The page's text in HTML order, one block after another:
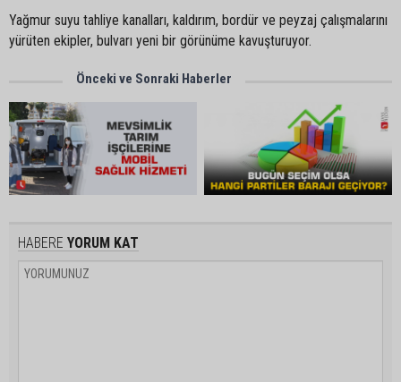
Yağmur suyu tahliye kanalları, kaldırım, bordür ve peyzaj çalışmalarını
yürüten ekipler, bulvarı yeni bir görünüme kavuşturuyor.
Önceki ve Sonraki Haberler
HABERE YORUM KAT